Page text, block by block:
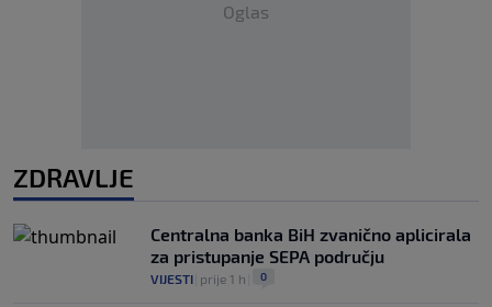
Oglas
ZDRAVLJE
Centralna banka BiH zvanično aplicirala
za pristupanje SEPA području
VIJESTI prije 1 h 0